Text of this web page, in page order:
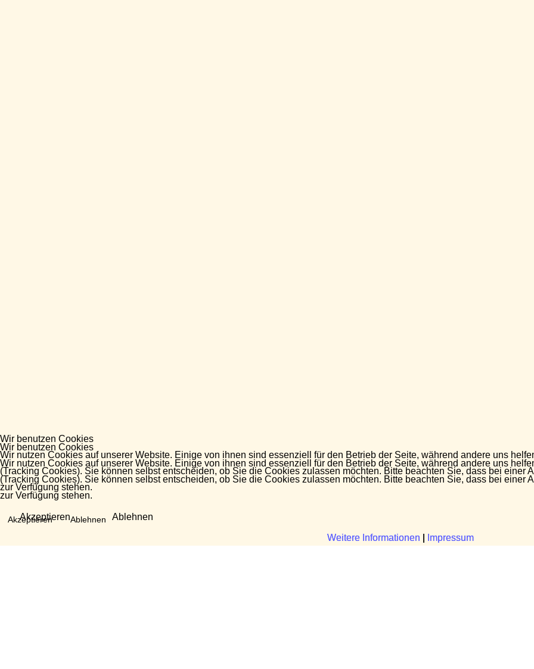
Wir benutzen Cookies
Wir nutzen Cookies auf unserer Website. Einige von ihnen sind essenziell für den Betrieb der Seite, während andere uns
(Tracking Cookies). Sie können selbst entscheiden, ob Sie die Cookies zulassen möchten. Bitte beachten Sie, dass bei
zur Verfügung stehen.
Akzeptieren Ablehnen
Weitere Informationen Impressum
Wir benutzen Cookies
Wir nutzen Cookies auf unserer Website. Einige von ihnen sind essenziell für den Betrieb der Seite, während andere uns
(Tracking Cookies). Sie können selbst entscheiden, ob Sie die Cookies zulassen möchten. Bitte beachten Sie, dass bei
zur Verfügung stehen.
Akzeptieren Ablehnen
Weitere Informationen Impressum